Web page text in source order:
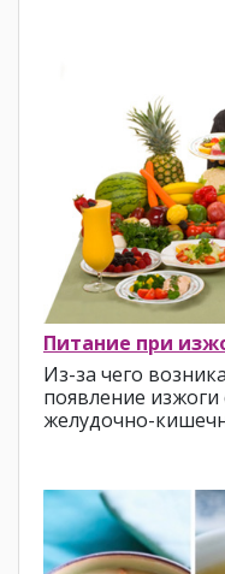
Питание при
Из-за чего
появление изжоги
желудочно-